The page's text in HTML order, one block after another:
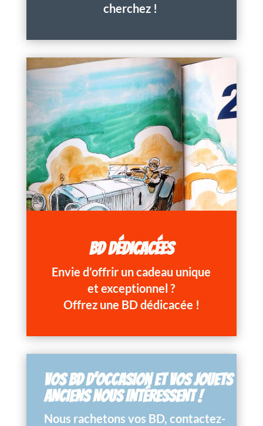
cherchez !
BD DÉDICACÉES
Envie d’offrir un cadeau unique
et exceptionnel ?
Offrez une BD dédicacée !
VOS BD D’OCCASION ET VOS JOUETS
ANCIENS NOUS INTÉRESSENT !
Nous rachetons vos BD, contactez-